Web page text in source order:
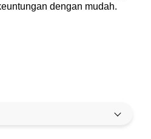
dengan mudah.